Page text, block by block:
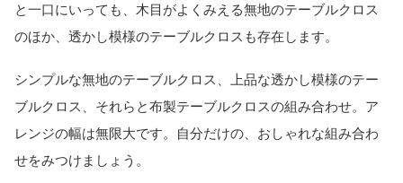
と一口にいっても、木目がよくみえる無地のテーブルクロス
のほか、透かし模様のテーブルクロスも存在します。
シンプルな無地のテーブルクロス、上品な透かし模様のテー
ブルクロス、それらと布製テーブルクロスの組み合わせ。ア
レンジの幅は無限大です。自分だけの、おしゃれな組み合わ
せをみつけましょう。